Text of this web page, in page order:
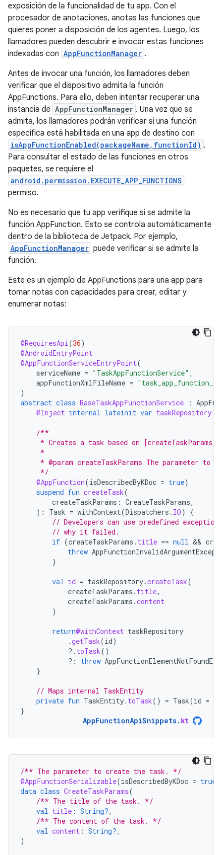
exposición de la funcionalidad de tu app. Con el
procesador de anotaciones, anotas las funciones que
quieres poner a disposición de los agentes. Luego, los
llamadores pueden descubrir e invocar estas funciones
indexadas con AppFunctionManager .
Antes de invocar una función, los llamadores deben
verificar que el dispositivo admita la función
AppFunctions. Para ello, deben intentar recuperar una
instancia de AppFunctionManager . Una vez que se
admita, los llamadores podrán verificar si una función
específica está habilitada en una app de destino con
isAppFunctionEnabled(packageName,functionId) .
Para consultar el estado de las funciones en otros
paquetes, se requiere el
android.permission.EXECUTE_APP_FUNCTIONS
permiso.
No es necesario que tu app verifique si se admite la
función AppFunction. Esto se controla automáticamente
dentro de la biblioteca de Jetpack. Por ejemplo,
AppFunctionManager puede verificar si se admite la
función.
Este es un ejemplo de AppFunctions para una app para
tomar notas con capacidades para crear, editar y
enumerar notas:
@RequiresApi(36)
@AndroidEntryPoint
@AppFunctionServiceEntryPoint(
serviceName = "TaskAppFunctionService" ,
appFunctionXmlFileName =
)
abstract class BaseTaskAppFunctionService :
@Inject internal lateinit var taskRepository
/**
     * Creates a task based on [createTaskParams].
     *
* @param createTaskParams The parameter to
     */
@AppFunction(isDescribedByKDoc = true)
suspend fun createTask(
createTaskParams : CreateTaskParams,
):
Task = withContext(Dispatchers . IO)
{
// Developers can use predefined
// why it failed.
if (createTaskParams . title == null &&
throw
}
val id = taskRepository.createTask(
createTaskParams . title,
createTaskParams .content
)
return@withContext taskRepository
.getTask(id)
?. toTask()
?:
throw
}
// Maps internal TaskEntity
private fun TaskEntity. toTask() = Task(id =
}
AppFunctionApiSnippets. kt
/** The parameter to create the task. */
@AppFunctionSerializable(isDescribedByKDoc = true
data class CreateTaskParams(
/** The title of the task. */
val title : String?,
/** The content of the task. */
val content : String?,
)